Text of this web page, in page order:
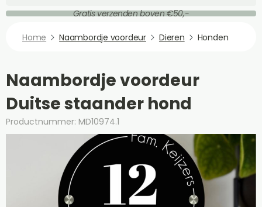
Gratis verzenden boven €50,-
Home Naambordje voordeur Dieren Honden
Naambordje voordeur
Duitse staander hond
Productnummer: MD10974.1